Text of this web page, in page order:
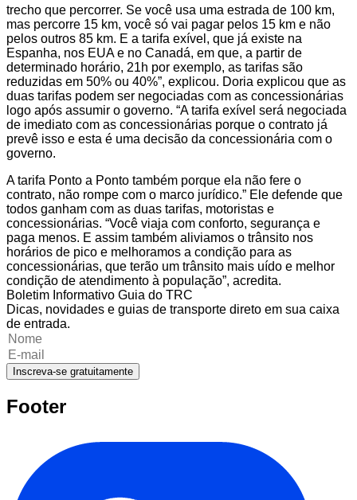
trecho que percorrer. Se você usa uma estrada de 100 km,
mas percorre 15 km, você só vai pagar pelos 15 km e não
pelos outros 85 km. E a tarifa exível, que já existe na
Espanha, nos EUA e no Canadá, em que, a partir de
determinado horário, 21h por exemplo, as tarifas são
reduzidas em 50% ou 40%”, explicou. Doria explicou que as
duas tarifas podem ser negociadas com as concessionárias
logo após assumir o governo. “A tarifa exível será negociada
de imediato com as concessionárias porque o contrato já
prevê isso e esta é uma decisão da concessionária com o
governo.
A tarifa Ponto a Ponto também porque ela não fere o
contrato, não rompe com o marco jurídico.” Ele defende que
todos ganham com as duas tarifas, motoristas e
concessionárias. “Você viaja com conforto, segurança e
paga menos. E assim também aliviamos o trânsito nos
horários de pico e melhoramos a condição para as
concessionárias, que terão um trânsito mais uído e melhor
condição de atendimento à população”, acredita.
Boletim Informativo Guia do TRC
Dicas, novidades e guias de transporte direto em sua caixa
de entrada.
Inscreva-se gratuitamente
Footer